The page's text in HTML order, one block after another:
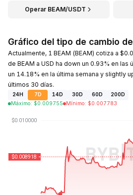
Operar BEAM/USDT
Gráfico del tipo de cambio de
Actualmente, 1 BEAM (BEAM) cotiza a
de BEAM a USD ha down un 0.93% en
un 14.18% en la última semana y slightly
últimos 30 días.
24H 7D 14D 30D 60D
200D
Máximo: $0.009755 Mínimo: $0.007783